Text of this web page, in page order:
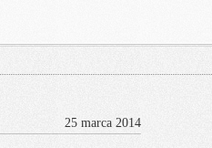
25 marca 2014